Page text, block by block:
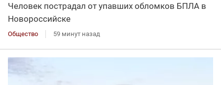
Человек пострадал от упавших обломков БПЛА в
Новороссийске
Общество 59 минут назад